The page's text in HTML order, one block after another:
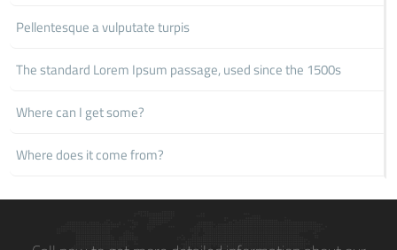
Pellentesque a vulputate turpis
The standard Lorem Ipsum passage, used since the 1500s
Where can I get some?
Where does it come from?